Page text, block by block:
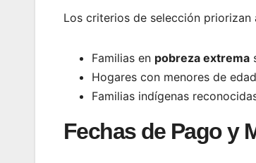
Los criterios de selección priorizan
Familias en pobreza extrema
Hogares con menores de
Familias indígenas
Fechas de Pago y